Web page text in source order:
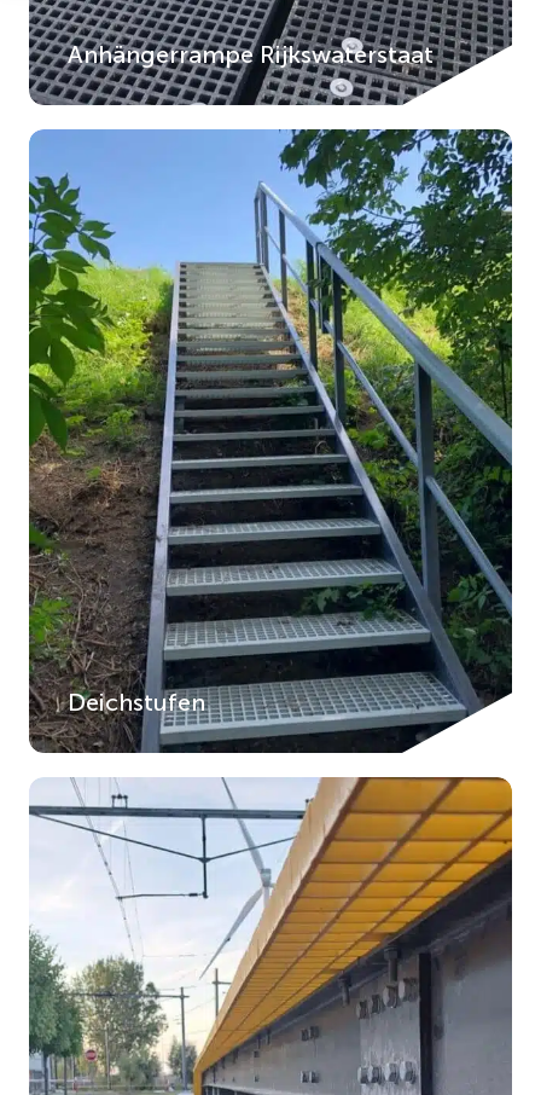
Anhängerrampe Rijkswaterstaat
Deichstufen